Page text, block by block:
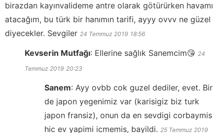
birazdan kayınvalideme antre olarak götürürken havamı
atacağım, bu türk bir hanımın tarifi, ayyy ovvv ne güzel
diyecekler. Sevgiler 24 Temmuz 2019 18:56
Kevserin Mutfağı: Ellerine sağlık Sanemcim😘 24
Temmuz 2019 20:23
Sanem: Ayy ovbb cok guzel dediler, evet. Bir
de japon yegenimiz var (karisigiz biz turk
japon fransiz), onun da en sevdigi corbaymis
hic ev yapimi icmemis, bayildi. 25 Temmuz 2019